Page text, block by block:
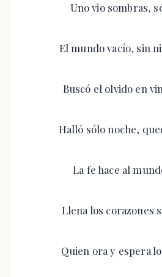
Uno vio sombras,
El mundo vacío, sin
Buscó el olvido en
Halló sólo noche,
La fe hace al
Llena los corazones
Quien ora y espera